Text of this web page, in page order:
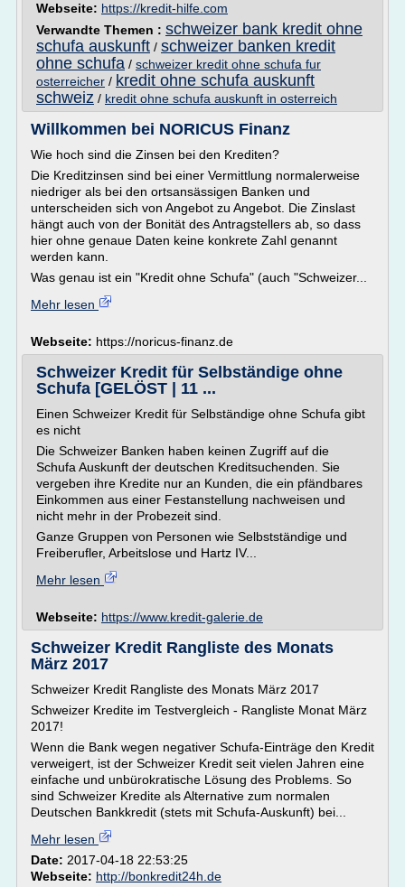
Webseite: https://kredit-hilfe.com
Verwandte Themen : schweizer bank kredit ohne
schufa auskunft / schweizer banken kredit
ohne schufa / schweizer kredit ohne schufa fur
osterreicher / kredit ohne schufa auskunft
schweiz / kredit ohne schufa auskunft in osterreich
Willkommen bei NORICUS Finanz
Wie hoch sind die Zinsen bei den Krediten?
Die Kreditzinsen sind bei einer Vermittlung normalerweise
niedriger als bei den ortsansässigen Banken und
unterscheiden sich von Angebot zu Angebot. Die Zinslast
hängt auch von der Bonität des Antragstellers ab, so dass
hier ohne genaue Daten keine konkrete Zahl genannt
werden kann.
Was genau ist ein "Kredit ohne Schufa" (auch "Schweizer...
Mehr lesen
Webseite: https://noricus-finanz.de
Schweizer Kredit für Selbständige ohne
Schufa [GELÖST | 11 ...
Einen Schweizer Kredit für Selbständige ohne Schufa gibt
es nicht
Die Schweizer Banken haben keinen Zugriff auf die
Schufa Auskunft der deutschen Kreditsuchenden. Sie
vergeben ihre Kredite nur an Kunden, die ein pfändbares
Einkommen aus einer Festanstellung nachweisen und
nicht mehr in der Probezeit sind.
Ganze Gruppen von Personen wie Selbstständige und
Freiberufler, Arbeitslose und Hartz IV...
Mehr lesen
Webseite: https://www.kredit-galerie.de
Schweizer Kredit Rangliste des Monats
März 2017
Schweizer Kredit Rangliste des Monats März 2017
Schweizer Kredite im Testvergleich - Rangliste Monat März
2017!
Wenn die Bank wegen negativer Schufa-Einträge den Kredit
verweigert, ist der Schweizer Kredit seit vielen Jahren eine
einfache und unbürokratische Lösung des Problems. So
sind Schweizer Kredite als Alternative zum normalen
Deutschen Bankkredit (stets mit Schufa-Auskunft) bei...
Mehr lesen
Date: 2017-04-18 22:53:25
Webseite: http://bonkredit24h.de